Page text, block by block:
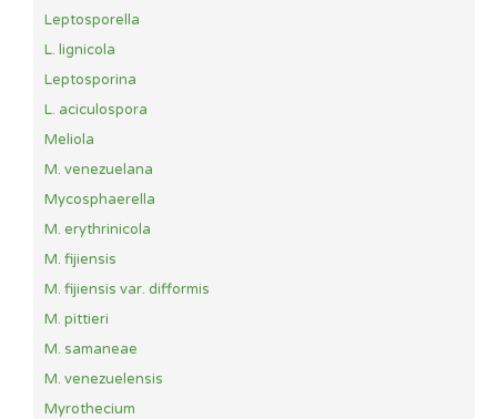
Leptosporella
L. lignicola
Leptosporina
L. aciculospora
Meliola
M. venezuelana
Mycosphaerella
M. erythrinicola
M. fijiensis
M. fijiensis var. difformis
M. pittieri
M. samaneae
M. venezuelensis
Myrothecium